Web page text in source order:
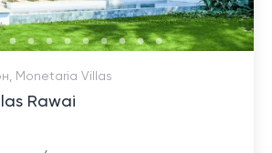
Monetaria Villas
Rawai